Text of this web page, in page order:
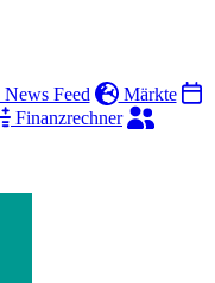
News Feed
Märkte
Finanzrechner